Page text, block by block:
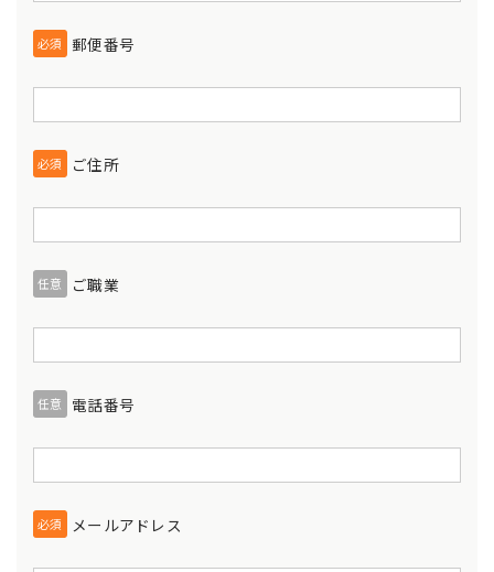
必須 郵便番号
必須 ご住所
任意 ご職業
任意 電話番号
必須 メールアドレス